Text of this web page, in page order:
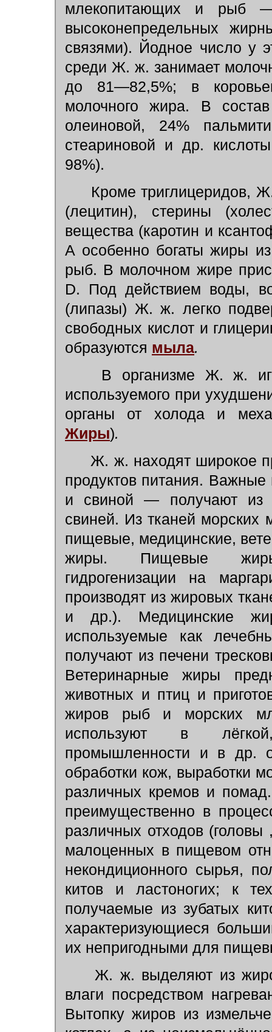
млекопитающих и рыб
высоконепредельных
связями). Йодное число у
среди Ж. ж. занимает
до 81—82,5%; в
молочного жира. В
олеиновой, 24%
стеариновой и др.
98%).
Кроме триглицеридов,
(лецитин), стерины
вещества (каротин и
А особенно богаты жиры
рыб. В молочном жире
D. Под действием воды,
(липазы) Ж. ж. легко
свободных кислот и
образуются мыла.
В организме Ж. ж.
используемого при
органы от холода и
Жиры).
Ж. ж. находят широкое
продуктов питания.
и свиной — получают из
свиней. Из тканей морских
пищевые, медицинские,
жиры. Пищевые
гидрогенизации на
производят из жировых
и др.). Медицинские
используемые как
получают из печени
Ветеринарные жиры
животных и птиц и
жиров рыб и морских
используют в
промышленности и в др.
обработки кож, выработки
различных кремов и
преимущественно в
различных отходов (головы
малоценных в пищевом
некондиционного сырья,
китов и ластоногих; к
получаемые из зубатых
характеризующиеся
их непригодными для
Ж. ж. выделяют из
влаги посредством
Вытопку жиров из